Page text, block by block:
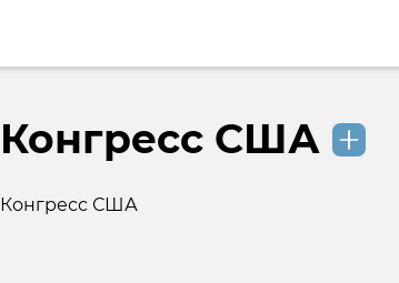
Конгресс США
Конгресс США